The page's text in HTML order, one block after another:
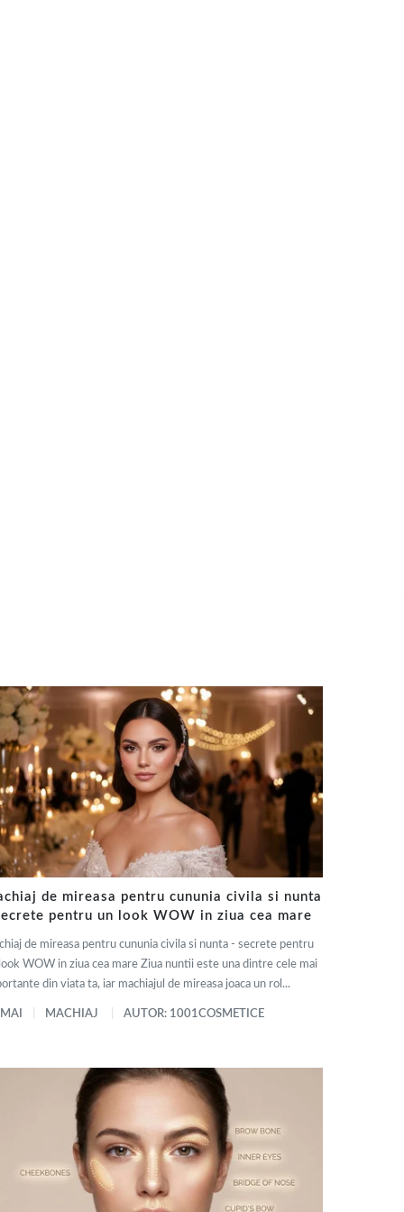
de mireasa pentru cununia civila si nunta
pentru un look WOW in ziua cea mare
de mireasa pentru cununia civila si nunta - secrete pentru
WOW in ziua cea mare Ziua nuntii este una dintre cele mai
din viata ta, iar machiajul de mireasa joaca un rol...
MACHIAJ AUTOR: 1001COSMETICE